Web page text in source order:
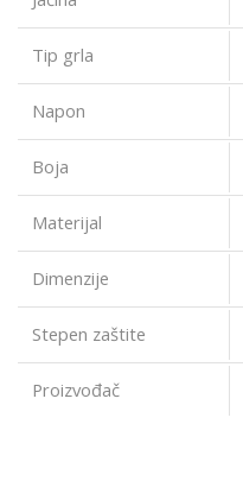
Tip grla
Napon
Boja
Materijal
Dimenzije
Stepen zaštite
Proizvođač